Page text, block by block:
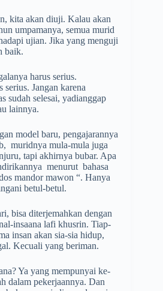
kita akan diuji. Kalau akan
umpamanya, semua murid
ujian. Jika yang menguji
baik.
harus serius.
Jangan karena
sudah selesai, yadianggap
lainnya.
model baru, pengajarannya
muridnya mula-mula juga
tapi akhirnya bubar. Apa
menurut bahasa
mandor mawon “. Ha­nya
betul-betul.
bisa diterjemahkan dengan
insaana lafi khusrin. Tiap-
insan akan sia-sia hidup,
Kecuali yang beriman.
Ya yang mempunyai ke­
dalam pekerjaannya. Dan